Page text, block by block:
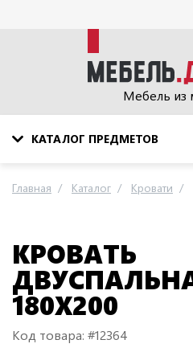
Мебель из
КАТАЛОГ ПРЕДМЕТОВ
Главная Каталог Кровати
КРОВАТЬ
180Х200
Код товара: #12364